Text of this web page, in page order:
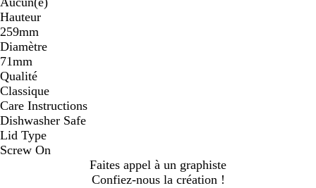
Hauteur
259mm
Diamètre
71mm
Qualité
Classique
Care Instructions
Dishwasher Safe
Lid Type
Screw On
Faites appel à un graphiste
Confiez-nous la création !